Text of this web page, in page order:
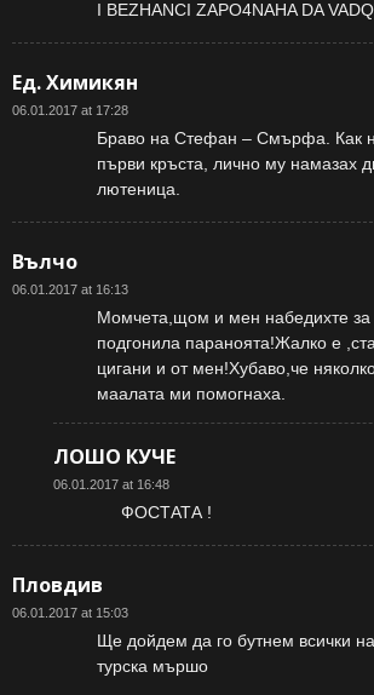
I BEZHANCI ZAPO4NAHA DA
Ед. Химикян
06.01.2017 at 17:28
Браво на Стефан – Смърфа. Как
първи кръста, лично му намазах
лютеница.
Вълчо
06.01.2017 at 16:13
Момчета,щом и мен набедихте за
подгонила параноята!Жалко е
цигани и от мен!Хубаво,че
маалата ми помогнаха.
ЛОШО КУЧЕ
06.01.2017 at 16:48
ФОСТАТА !
Пловдив
06.01.2017 at 15:03
Ще дойдем да го бутнем всички
турска мършо